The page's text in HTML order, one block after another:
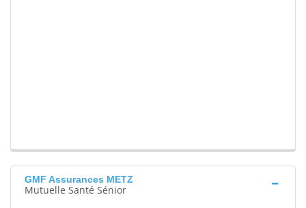
GMF Assurances METZ
Mutuelle Santé Sénior